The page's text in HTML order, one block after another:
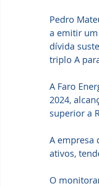
Pedro
a emitir
dívida
triplo A
A Faro
2024,
superior a
A empresa
ativos,
O